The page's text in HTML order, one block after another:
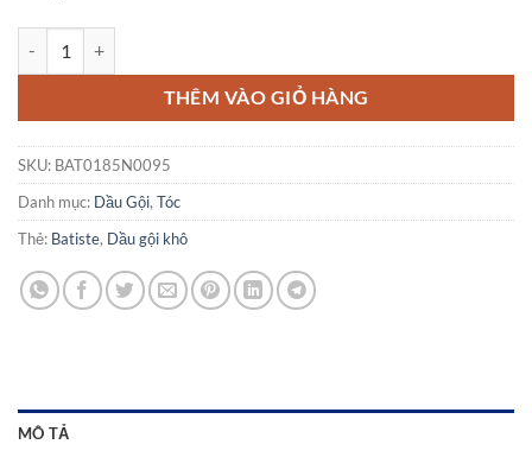
THÊM VÀO GIỎ HÀNG
SKU: BAT0185N0095
Danh mục: Dầu Gội, Tóc
Thẻ: Batiste, Dầu gội khô
MÔ TẢ